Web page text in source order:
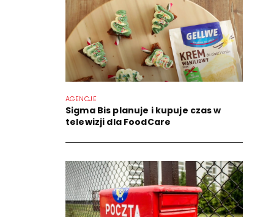
AGENCJE
Sigma Bis planuje i kupuje czas w
telewizji dla FoodCare